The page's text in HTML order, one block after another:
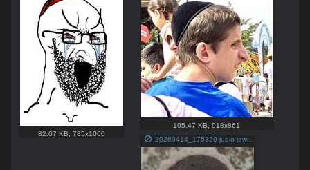
82.07 KB ,785x1000
105.47 KB ,918x861
20260414_175329 judio jew.jpg